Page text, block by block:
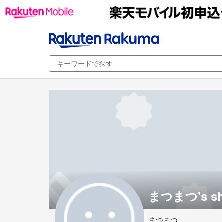
まつまつ's
まつまつ